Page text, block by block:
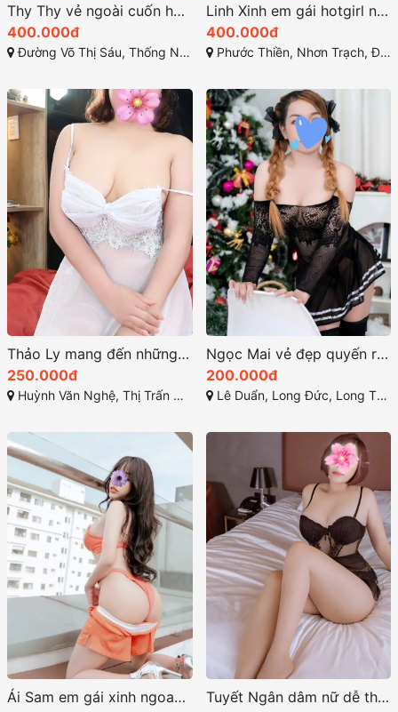
Thy Thy vẻ ngoài cuốn hút và tính cách thân thiện
400.000đ
Đường Võ Thị Sáu, Thống Nhất, Thành phố Biên Hòa, Đồng Nai
Linh Xinh em gái hotgirl nóng bỏng đầy quyến rũ
400.000đ
Phước Thiền, Nhơn Trạch, Đồng Nai
Thảo Ly mang đến những kỹ năng làm tình điêu luyện
250.000đ
Huỳnh Văn Nghệ, Thị Trấn Hiệp Phước, Nhơn Trạch, Đồng Nai
Ngọc Mai vẻ đẹp quyến rũ sức hấp dẫn lôi cuốn
200.000đ
Lê Duẩn, Long Đức, Long Thành, Đồng Nai
Ái Sam em gái xinh ngoan thân hình nóng bỏng
Tuyết Ngân dâm nữ dễ thương với vẻ ngoài ngọt ngào